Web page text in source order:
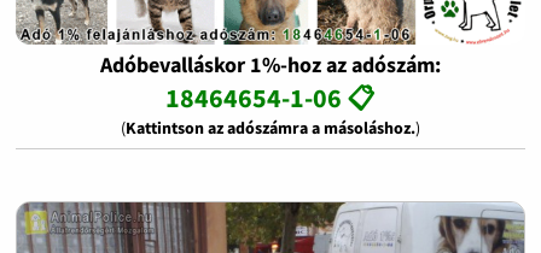
Adóbevalláskor 1%-hoz az adószám:
18464654-1-06 📋
(Kattintson az adószámra a másoláshoz.)